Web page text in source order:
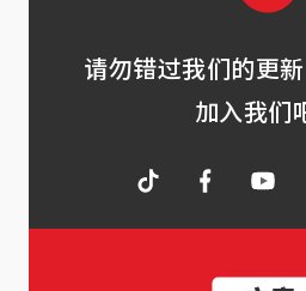
请勿错过我们的更新
加入我们